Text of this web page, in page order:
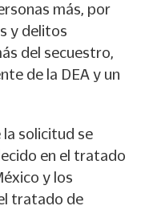
más, por
y delitos
del secuestro,
de la DEA y un
solicitud se
en el tratado
y los
tratado de